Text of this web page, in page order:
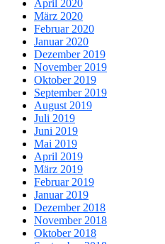
April 2020
März 2020
Februar 2020
Januar 2020
Dezember 2019
November 2019
Oktober 2019
September 2019
August 2019
Juli 2019
Juni 2019
Mai 2019
April 2019
März 2019
Februar 2019
Januar 2019
Dezember 2018
November 2018
Oktober 2018